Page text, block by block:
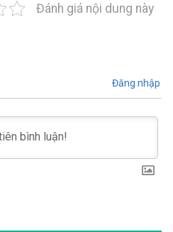
Đánh giá nội dung này
Đăng nhập